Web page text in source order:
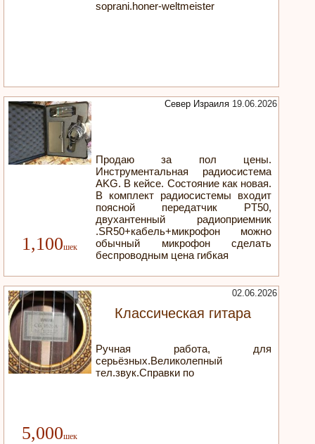
soprani.honer-weltmeister
Продаю за пол цены.
Инструментальная радиосистема
AKG. В кейсе. Состояние как новая.
В комплект радиосистемы входит
поясной передатчик PT50,
двухантенный радиоприемник
.SR50+кабель+микрофон можно
обычный микрофон сделать
беспроводным цена гибкая
1,100
Север Израиля 19.06.2026
Классическая гитара
Ручная работа, для
серьёзных.Великолепный
тел.звук.Справки по
5,000
02.06.2026